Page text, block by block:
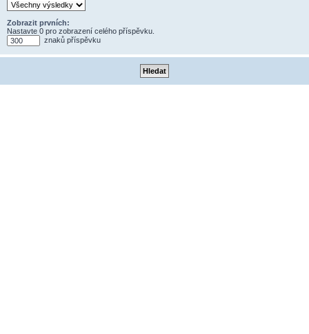
Zobrazit prvních:
Nastavte 0 pro zobrazení celého příspěvku.
znaků příspěvku